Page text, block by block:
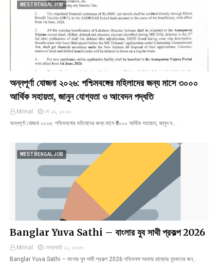
WEST BENGAL JOB
অন্নপূর্ণা যোজনা ২০২৬: পশ্চিমবঙ্গের মহিলাদের জন্য মাসে ₹৩০০০
আর্থিক সহায়তা, জানুন যোগ্যতা ও আবেদন পদ্ধতি
Mrinal
মে ১৯, ২০২৬
অন্নপূর্ণা যোজনা ২০২৬: পশ্চিমবঙ্গের মহিলাদের জন্য মাসে ₹৩০০০ আর্থিক সহায়তা, জানুন য…
WEST BENGAL JOB
Banglar Yuva Sathi – বাংলার যুব সাথী প্রকল্প 2026
Mrinal
ফেব্রুয়ারি ১১, ২০২৬
Banglar Yuva Sathi – বাংলার যুব সাথী প্রকল্প 2026 পশ্চিমবঙ্গ সরকার রাজ্যের যুবকদের জন্…